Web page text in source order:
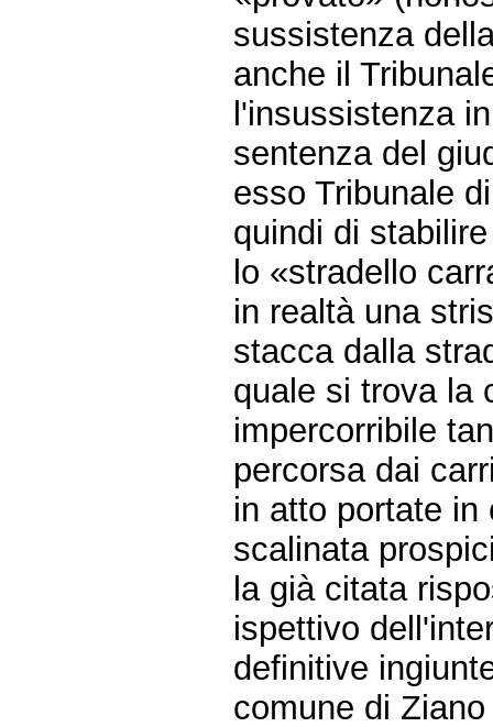
sussistenza
anche il
l'insussistenza
sentenza del
esso Tribunale
quindi di
lo «stradello
in realtà una
stacca dalla
quale si trova la
impercorribile
percorsa dai
in atto portate in
scalinata
la già citata
ispettivo
definitive
comune di